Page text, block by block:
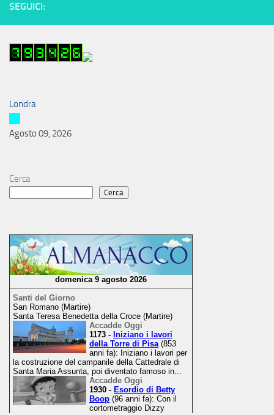
SEGUICI:
Londra
Agosto 09, 2026
Cerca
Cerca